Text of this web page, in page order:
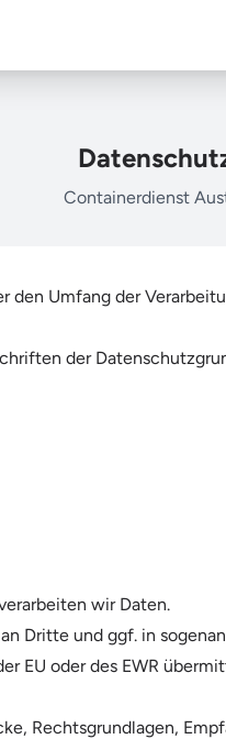
Containerdienst
Umfang der
der
wir Daten.
Dritte und ggf. in
EU oder des EWR
Rechtsgrundlagen,